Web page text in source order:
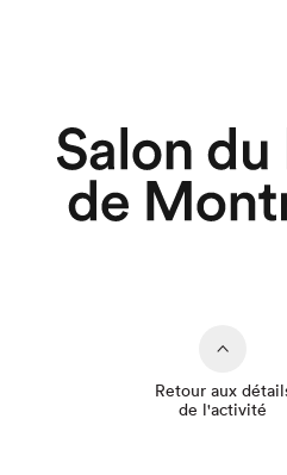
Retour aux
de l'activité